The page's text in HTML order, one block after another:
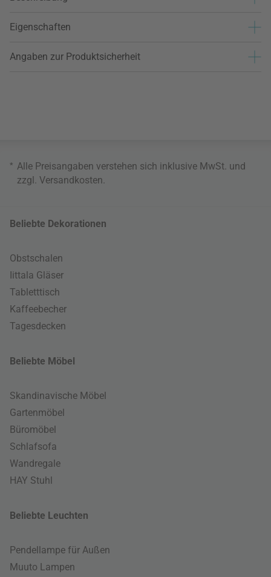
Eigenschaften
Angaben zur Produktsicherheit
* Alle Preisangaben verstehen sich inklusive MwSt. und
zzgl. Versandkosten
Beliebte Dekorationen
Obstschalen
Iittala Gläser
Tabletttisch
Kaffeebecher
Tagesdecken
Beliebte Möbel
Skandinavische Möbel
Gartenmöbel
Büromöbel
Schlafsofa
Wandregale
HAY Stuhl
Beliebte Leuchten
Pendellampe für Außen
Muuto Lampen